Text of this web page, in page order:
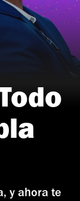
y ahora te